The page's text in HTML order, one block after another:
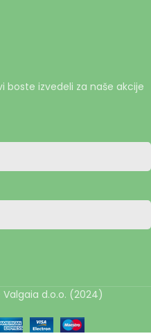
boste izvedeli za naše akcije
d.o.o. (2024)